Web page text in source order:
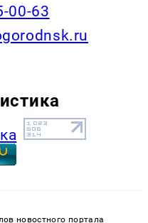
00-63
новостного портала